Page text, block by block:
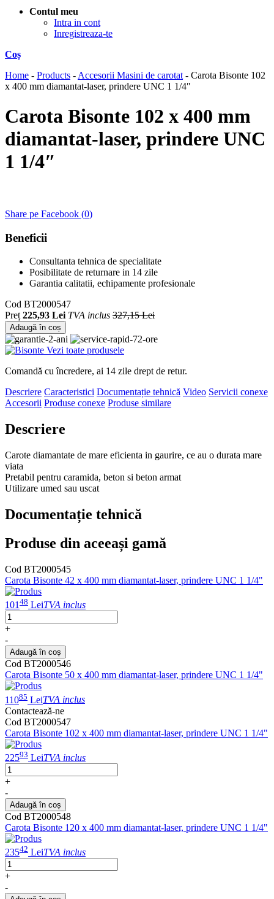
Contul meu
Intra in cont
Inregistreaza-te
Coș
Home - Products - Accesorii Masini de carotat - Carota Bisonte 102
x 400 mm diamantat-laser, prindere UNC 1 1/4″
Carota Bisonte 102 x 400 mm
diamantat-laser, prindere UNC
1 1/4″
Share pe Facebook (0)
Beneficii
Consultanta tehnica de specialitate
Posibilitate de returnare in 14 zile
Garantia calitatii, echipamente profesionale
Cod BT2000547
Preț 225,93 Lei TVA inclus 327,15 Lei
Adaugă în coș
Vezi toate produsele
Comandă cu încredere, ai 14 zile drept de retur.
Descriere Caracteristici Documentație tehnică Video Servicii conexe
Accesorii Produse conexe Produse similare
Descriere
Carote diamantate de mare eficienta in gaurire, ce au o durata mare
viata
Pretabil pentru caramida, beton si beton armat
Utilizare umed sau uscat
Documentație tehnică
Produse din aceeași gamă
Cod BT2000545
Carota Bisonte 42 x 400 mm diamantat-laser, prindere UNC 1 1/4"
101 48 LeiTVA inclus
+
-
Adaugă în coș
Cod BT2000546
Carota Bisonte 50 x 400 mm diamantat-laser, prindere UNC 1 1/4"
11085 LeiTVA inclus
Contactează-ne
Cod BT2000547
Carota Bisonte 102 x 400 mm diamantat-laser, prindere UNC 1 1/4"
22593 LeiTVA inclus
+
-
Adaugă în coș
Cod BT2000548
Carota Bisonte 120 x 400 mm diamantat-laser, prindere UNC 1 1/4"
23542 LeiTVA inclus
+
-